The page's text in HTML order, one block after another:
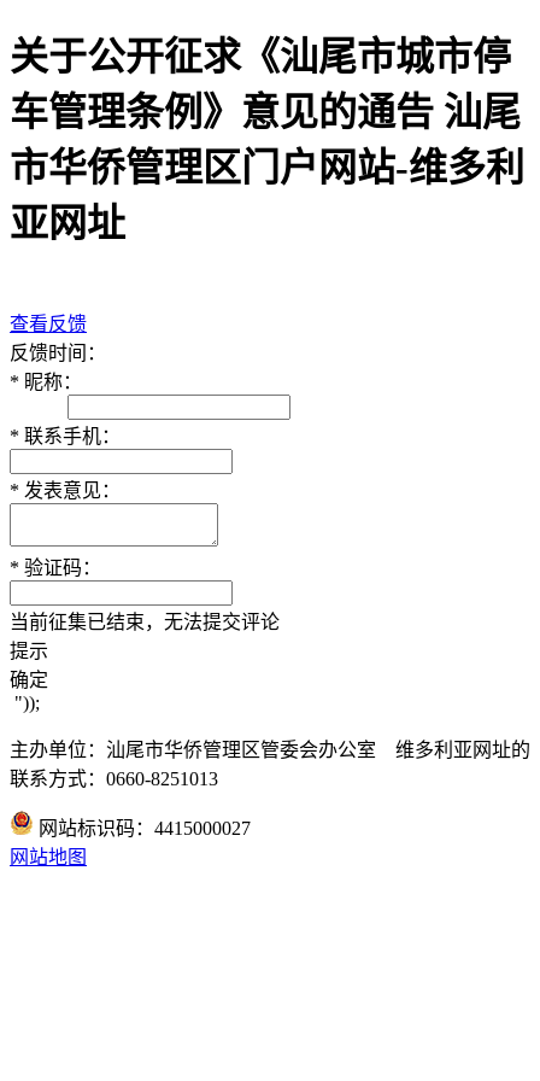
关于公开征求《汕尾市城市停
车管理条例》意见的通告 汕尾
市华侨管理区门户网站-维多利
亚网址
查看反馈
反馈时间：
* 昵称：
* 联系手机：
* 发表意见：
* 验证码：
当前征集已结束，无法提交评论
提示
确定
"));
主办单位：汕尾市华侨管理区管委会办公室 维多利亚网址的
联系方式：0660-8251013
网站标识码：4415000027
网站地图